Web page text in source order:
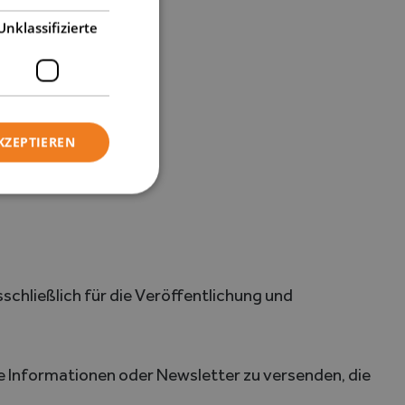
per E-Mail.
für die Veröffentlichung und
Informationen oder Newsletter zu versenden, die